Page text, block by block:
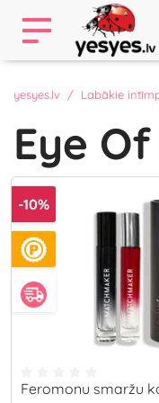
yesyes.lv Labākie
Eye
-10%
Feromonu smaržu